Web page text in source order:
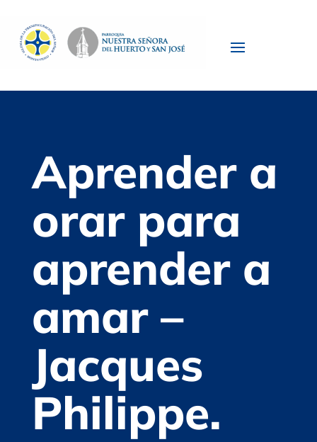
Aprender a
orar para
aprender a
amar –
Jacques
Philippe.